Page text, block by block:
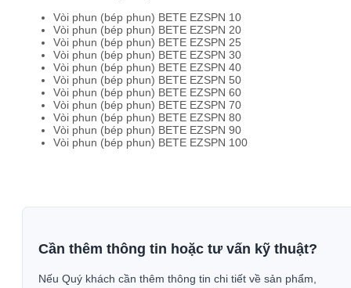
Vòi phun (bép phun) BETE EZSPN 10
Vòi phun (bép phun) BETE EZSPN 20
Vòi phun (bép phun) BETE EZSPN 25
Vòi phun (bép phun) BETE EZSPN 30
Vòi phun (bép phun) BETE EZSPN 40
Vòi phun (bép phun) BETE EZSPN 50
Vòi phun (bép phun) BETE EZSPN 60
Vòi phun (bép phun) BETE EZSPN 70
Vòi phun (bép phun) BETE EZSPN 80
Vòi phun (bép phun) BETE EZSPN 90
Vòi phun (bép phun) BETE EZSPN 100
Cần thêm thông tin hoặc tư vấn kỹ thuật?
Nếu Quý khách cần thêm thông tin chi tiết về sản phẩm,